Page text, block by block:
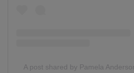
A post shared by Pamela